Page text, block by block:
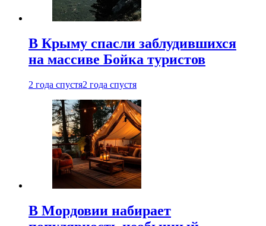
В Крыму спасли заблудившихся
на массиве Бойка туристов
2 года спустя2 года спустя
В Мордовии набирает